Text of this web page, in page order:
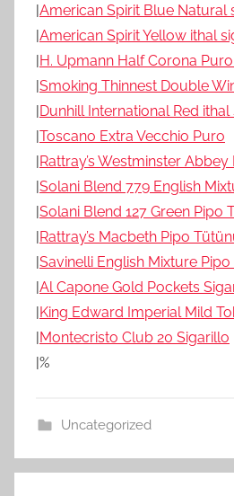
|American Spirit Blue Natural
|American Spirit Yellow ithal
|H. Upmann Half Corona
|Smoking Thinnest Double
|Dunhill International Red ithal
|Toscano Extra Vecchio Puro
|Rattray’s Westminster
|Solani Blend 779 English
|Solani Blend 127 Green Pipo
|Rattray’s Macbeth Pipo
|Savinelli English Mixture
|Al Capone Gold Pockets
|King Edward Imperial Mild
|Montecristo Club 20 Sigarillo
|%
Uncategorized